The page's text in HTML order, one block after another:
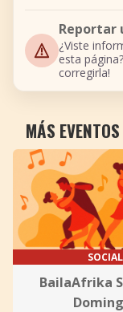
Reportar
¿Viste
esta
corregirla!
MÁS
SOCIAL
BailaAfrika